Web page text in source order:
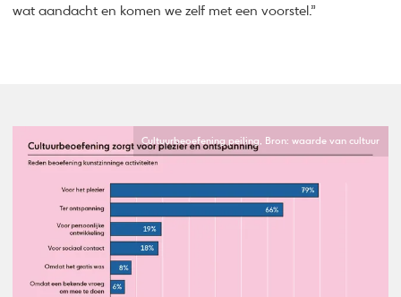
wat aandacht en komen we zelf met een voorstel.”
Cultuurbeoefening peiling, Bron: waarde van cultuur